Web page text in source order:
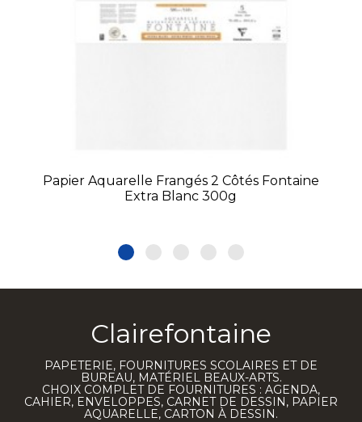
Papier Aquarelle Frangés 2 Côtés Fontaine
Extra Blanc 300g
Clairefontaine
PAPETERIE, FOURNITURES SCOLAIRES ET DE
BUREAU, MATÉRIEL BEAUX-ARTS.
CHOIX COMPLET DE FOURNITURES : AGENDA,
CAHIER, ENVELOPPES, CARNET DE DESSIN, PAPIER
AQUARELLE, CARTON À DESSIN.